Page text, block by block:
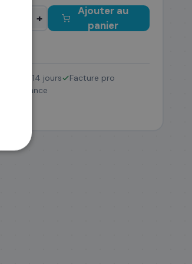
+
Ajouter au
panier
DR-421CL
Retour 14 jours
Facture pro
SAV France